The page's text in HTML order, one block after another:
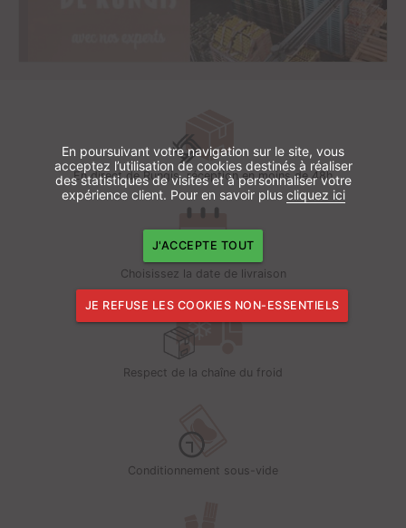
En direct de Rungis, réception en moins de 48h
Choisissez la date de livraison
Respect de la chaîne du froid
Conditionnement sous-vide
En poursuivant votre navigation sur le site, vous
acceptez l’utilisation de cookies destinés à réaliser
des statistiques de visites et à personnaliser votre
expérience client. Pour en savoir plus cliquez ici
J'ACCEPTE TOUT
JE REFUSE LES COOKIES NON-ESSENTIELS